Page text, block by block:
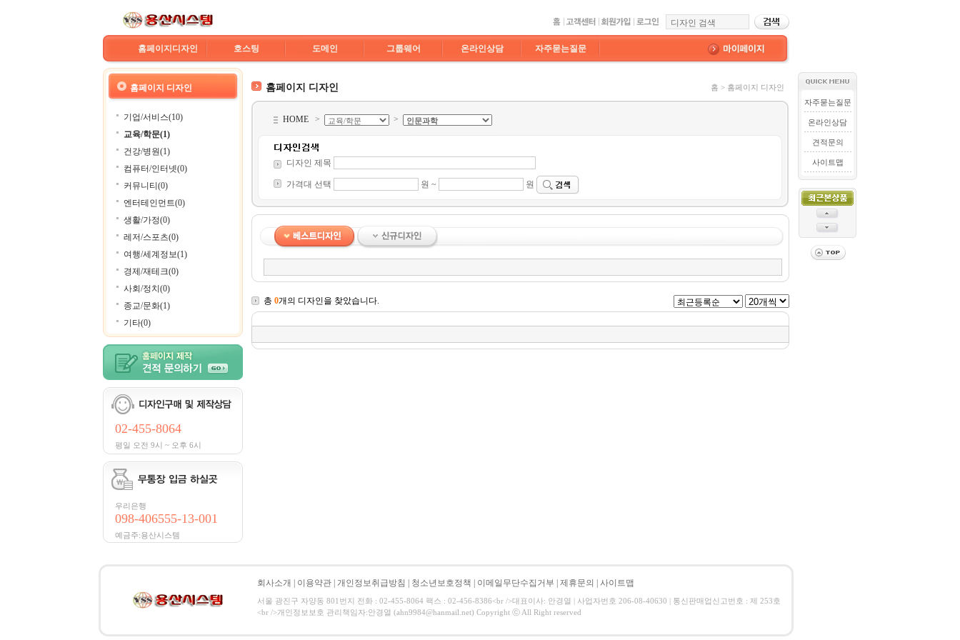
홈페이지디자인 호스팅 도메인 그룹웨어 온라인상담 자주묻는질문
홈페이지 디자인
기업/서비스(10)
교육/학문(1)
건강/병원(1)
컴퓨터/인터넷(0)
커뮤니티(0)
엔터테인먼트(0)
생활/가정(0)
레저/스포츠(0)
여행/세계정보(1)
경제/재테크(0)
사회/정치(0)
종교/문화(1)
기타(0)
02-455-8064
평일 오전 9시 ~ 오후 6시
우리은행
098-406555-13-001
예금주:용산시스템
홈페이지 디자인 홈 > 홈페이지 디자인
HOME > >
디자인 제목
가격대 선택 원 ~ 원
총 0개의 디자인을 찾았습니다.
자주묻는질문
온라인상담
견적문의
사이트맵
회사소개 이용약관 개인정보취급방침 청소년보호정책 이메일무단수집거부 제휴문의 사이트맵
서울 광진구 자양동 801번지 전화 : 02-455-8064 팩스 : 02-456-8386<br />대표이사: 안경열 | 사업자번호 206-08-40630 | 통신판매업신고번호 : 제 253호
<br />개인정보보호 관리책임자:안경열 (ahn9984@hanmail.net) Copyright ⓒ All Right reserved